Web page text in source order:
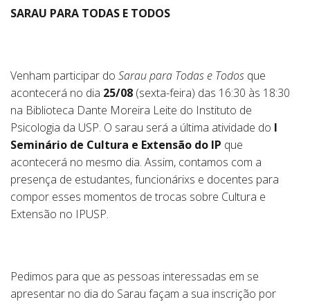
SARAU PARA TODAS E TODOS
Venham participar do Saraupara Todas e Todos que
acontecerá no dia 25/08 (sexta-feira) das 16:30 às 18:30
na Biblioteca Dante Moreira Leite do Instituto de
Psicologia da USP. O sarau será a última atividade do I
Seminário de Cultura e Extensão do IP que
acontecerá no mesmo dia. Assim, contamos com a
presença de estudantes, funcionárixs e docentes para
compor esses momentos de trocas sobre Cultura e
Extensão no IPUSP.
Pedimos para que as pessoas interessadas em se
apresentar no dia do Sarau façam a sua inscrição por